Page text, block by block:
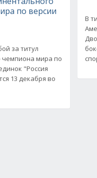
по версии
за титул
чемпиона мира по
"Россия
13 декабря во
В